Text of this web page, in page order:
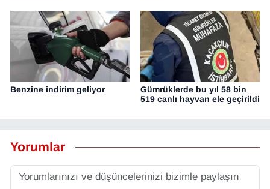
Benzine indirim geliyor
Gümrüklerde bu yıl 58 bin
519 canlı hayvan ele geçirildi
Yorumlar